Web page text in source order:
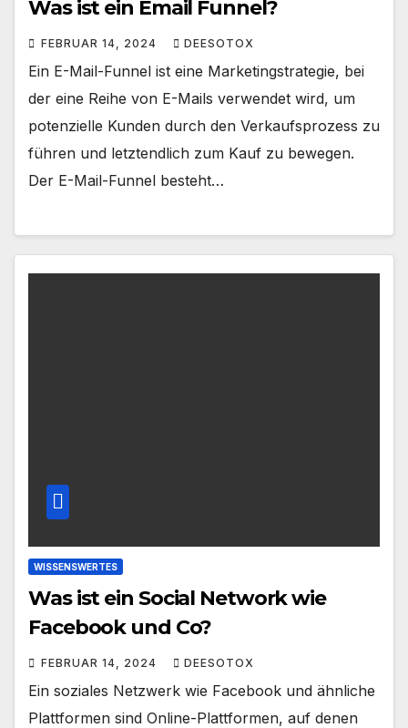
Was ist ein Email Funnel?
FEBRUAR 14, 2024 DEESOTOX
Ein E-Mail-Funnel ist eine Marketingstrategie, bei
der eine Reihe von E-Mails verwendet wird, um
potenzielle Kunden durch den Verkaufsprozess zu
führen und letztendlich zum Kauf zu bewegen.
Der E-Mail-Funnel besteht…
WISSENSWERTES
Was ist ein Social Network wie
Facebook und Co?
FEBRUAR 14, 2024 DEESOTOX
Ein soziales Netzwerk wie Facebook und ähnliche
Plattformen sind Online-Plattformen, auf denen